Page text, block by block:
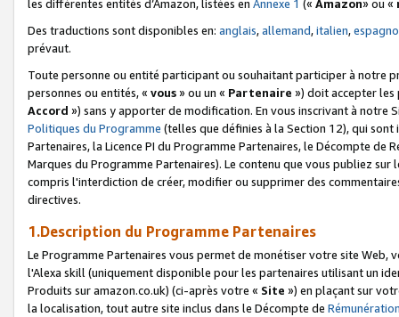
les différentes entités d’Amazon, listées en Annexe 1 (« Amazon» ou «
Des traductions sont disponibles en: anglais,allemand,italien,
prévaut.
Toute personne ou entité participant ou souhaitant participer à notre
personnes ou entités, « vous» ou un « Partenaire ») doit accepter les
Accord ») sans y apporter de modification. En vous inscrivant à notre
Politiques du Programme (telles que définies à la Section 12), qui
Partenaires, la Licence PI du Programme Partenaires, le Décompte de
Marques du Programme Partenaires). Le contenu que vous publiez
compris l'interdiction de créer, modifier ou supprimer des
directives.
1.Description du Programme Partenaires
Le Programme Partenaires vous permet de monétiser votre site Web,
l'Alexa skill (uniquement disponible pour les partenaires utilisant un
Produits sur amazon.co.uk) (ci-après votre « Site ») en plaçant sur
la localisation, tout autre site inclus dans le Décompte de